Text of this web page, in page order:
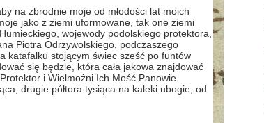
na zbrodnie moje od młodości lat moich
jako z ziemi uformowane, tak one ziemi
wojewody podolskiego protektora,
Piotra Odrzywolskiego, podczaszego
katafalku stojącym świec sześć po funtów
się będzie, która cała jakowa znajdować
i Wielmożni Ich Mość Panowie
drugie półtora tysiąca na kaleki ubogie, od